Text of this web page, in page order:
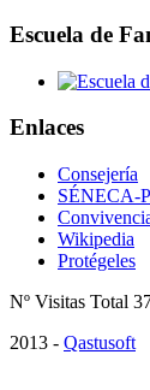
Escuela de
Enlaces
Consejería
SÉNECA-
Wikipedia
Protégeles
Nº Visitas Total
2013 - Qastusoft